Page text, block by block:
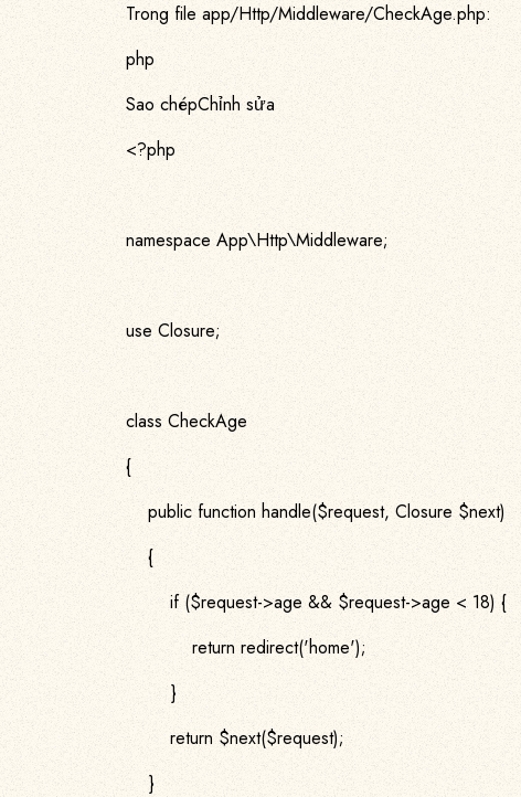
Trong file app/Http/Middleware/CheckAge.php:
php
Sao chépChỉnh sửa
<?php
namespace App\Http\Middleware;
use Closure;
class CheckAge
{
public function handle($request, Closure $next)
{
if ($request->age && $request->age < 18) {
return redirect('home');
}
return $next($request);
}